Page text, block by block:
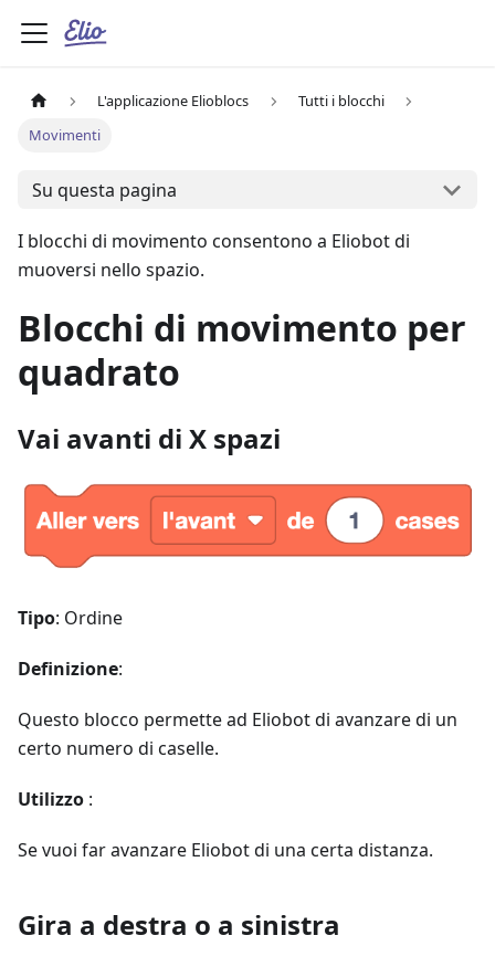
L'applicazione Elioblocs
Tutti i blocchi
Movimenti
Su questa pagina
I blocchi di movimento consentono a Eliobot di
muoversi nello spazio.
Blocchi di movimento per
quadrato
Vai avanti di X spazi
Tipo: Ordine
Definizione:
Questo blocco permette ad Eliobot di avanzare di un
certo numero di caselle.
Utilizzo :
Se vuoi far avanzare Eliobot di una certa distanza.
Gira a destra o a sinistra